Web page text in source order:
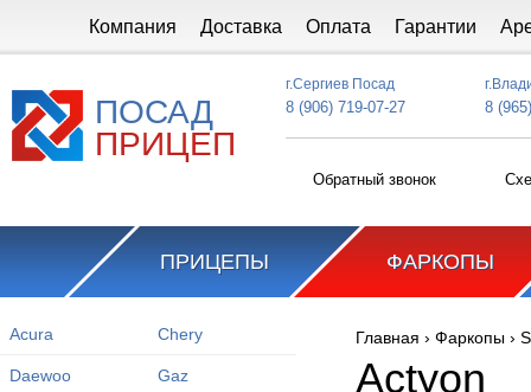
Компания Доставка Оплата Гарантии
ПОСАД
ПРИЦЕП
г.Сергиев Посад
8 (906) 719-07-27 8
Обратный звонок
ПРИЦЕПЫ ФАРКОПЫ
Acura Chery
Daewoo Gaz
Вы здесь
Главная › Фаркопы ›
Actyon